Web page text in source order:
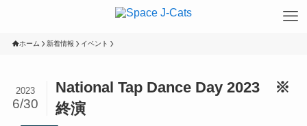
ホーム 新着情報 イベント
National Tap Dance Day 2023 ※
終演
2023
6/30